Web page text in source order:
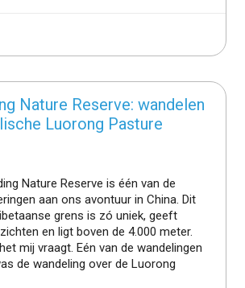
Nature Reserve: wandelen
Luorong Pasture
Nature Reserve is één van de
aan ons avontuur in China. Dit
grens is zó uniek, geeft
en ligt boven de 4.000 meter.
mij vraagt. Eén van de wandelingen
de wandeling over de Luorong